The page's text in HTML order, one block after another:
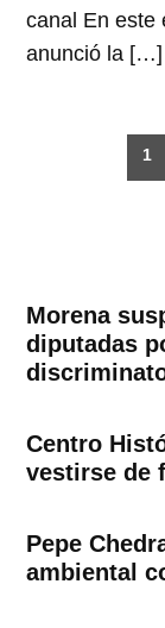
canal En este
anunció la […]
1
Morena
diputadas
Centro
vestirse de
Pepe
ambiental